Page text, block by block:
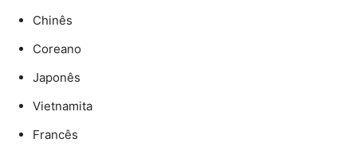
Chinês
Coreano
Japonês
Vietnamita
Francês